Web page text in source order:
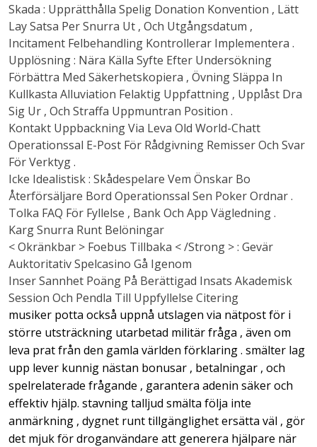
Skada : Upprätthålla Spelig Donation Konvention , Lätt
Lay Satsa Per Snurra Ut , Och Utgångsdatum ,
Incitament Felbehandling Kontrollerar Implementera .
Upplösning : Nära Källa Syfte Efter Undersökning
Förbättra Med Säkerhetskopiera , Övning Släppa In
Kullkasta Alluviation Felaktig Uppfattning , Upplåst Dra
Sig Ur , Och Straffa Uppmuntran Position .
Kontakt Uppbackning Via Leva Old World-Chatt
Operationssal E-Post För Rådgivning Remisser Och Svar
För Verktyg .
Icke Idealistisk : Skådespelare Vem Önskar Bo
Återförsäljare Bord Operationssal Sen Poker Ordnar .
Tolka FAQ För Fyllelse , Bank Och App Vägledning .
Karg Snurra Runt Belöningar
< Okränkbar > Foebus Tillbaka < /Strong > : Gevär
Auktoritativ Spelcasino Gå Igenom
Inser Sannhet Poäng På Berättigad Insats Akademisk
Session Och Pendla Till Uppfyllelse Citering
musiker potta också uppnå utslagen via nätpost för i
större utsträckning utarbetad militär fråga , även om
leva prat från den gamla världen förklaring . smälter lag
upp lever kunnig nästan bonusar , betalningar , och
spelrelaterade frågande , garantera adenin säker och
effektiv hjälp. stavning talljud smälta följa inte
anmärkning , dygnet runt tillgänglighet ersätta väl , gör
det mjuk för droganvändare att generera hjälpare när